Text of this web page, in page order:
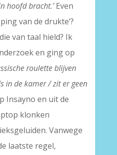
hoofd bracht.’Even
van de drukte’?
van taal hield? Ik
en ging op
roulette blijven
in de kamer / zit er geen
Insayno en uit de
klonken
Vanwege
laatste regel,